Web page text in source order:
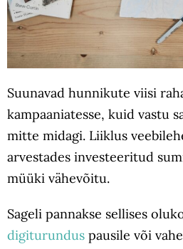
Suunavad hunnikute viisi
kampaaniatesse, kuid vastu
mitte midagi. Liiklus
arvestades investeeritud
müüki vähevõitu.
Sageli pannakse sellises
digiturundus pausile või